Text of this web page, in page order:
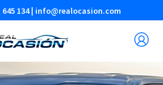
645 134| info@realocasion.com